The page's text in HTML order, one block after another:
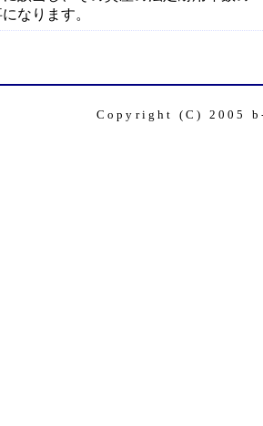
なります。
Copyright (C) 2005